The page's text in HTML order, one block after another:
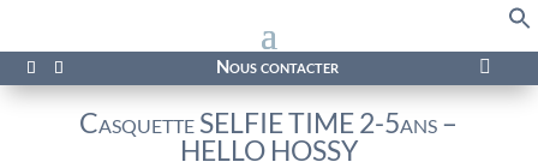
Nous contacter 
Casquette SELFIE TIME 2-5ans –
HELLO HOSSY